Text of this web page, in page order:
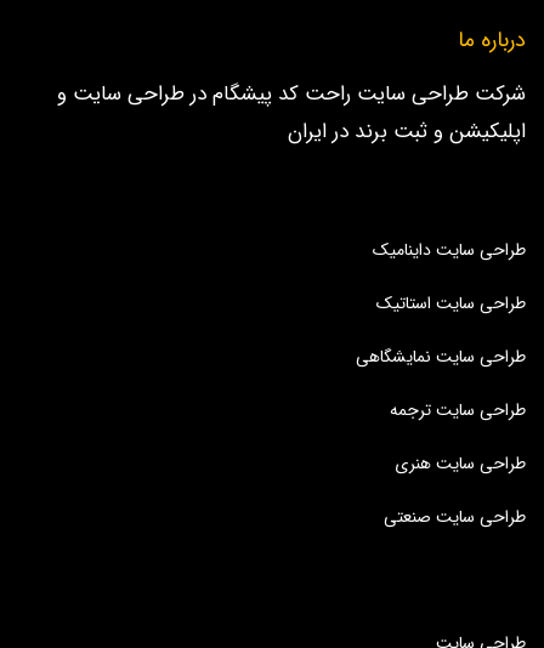
درباره ما
شرکت طراحی سایت راحت کد پیشگام در طراحی سایت و
اپلیکیشن و ثبت برند در ایران
طراحی سایت داینامیک
طراحی سایت استاتیک
طراحی سایت نمایشگاهی
طراحی سایت ترجمه
طراحی سایت هنری
طراحی سایت صنعتی